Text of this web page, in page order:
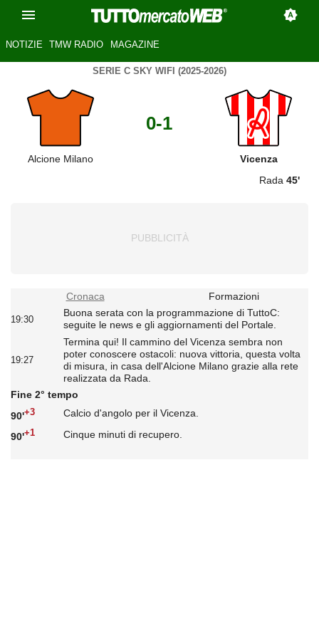
NOTIZIE TMW RADIO MAGAZINE
SERIE C SKY WIFI (2025-2026)
Alcione Milano
0-1
Vicenza
Rada 45'
Cronaca Formazioni
19:30
Buona serata con la programmazione di TuttoC:
seguite le news e gli aggiornamenti del Portale.
19:27
Termina qui! Il cammino del Vicenza sembra non
poter conoscere ostacoli: nuova vittoria, questa volta
di misura, in casa dell'Alcione Milano grazie alla rete
realizzata da Rada.
Fine 2° tempo
90'+3 Calcio d'angolo per il Vicenza.
90'+1 Cinque minuti di recupero.